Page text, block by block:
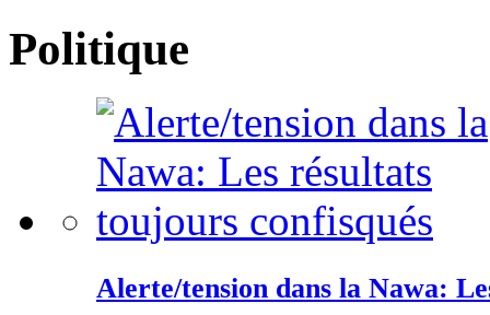
Politique
Alerte/tension dans la Nawa: